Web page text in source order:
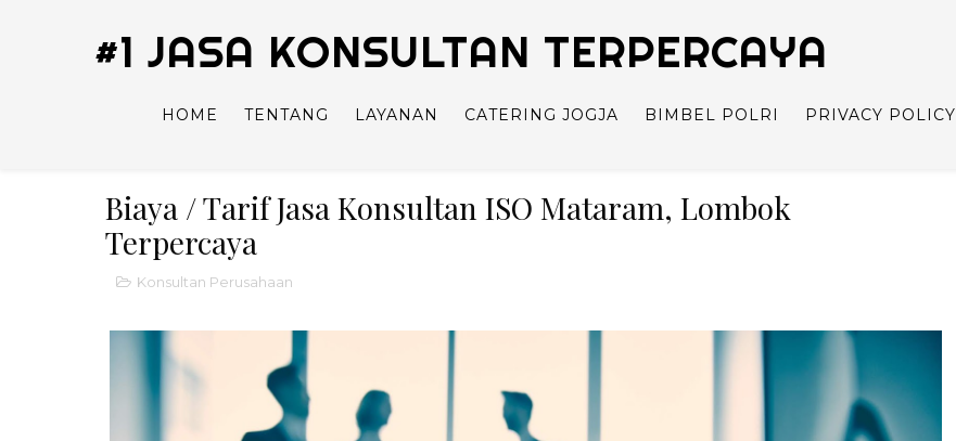
#1 JASA KONSULTAN TERPERCAYA
HOME TENTANG LAYANAN CATERING JOGJA BIMBEL POLRI PRIVACY POLICY
Biaya / Tarif Jasa Konsultan ISO Mataram, Lombok
Terpercaya
Konsultan Perusahaan